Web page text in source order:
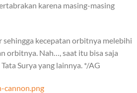
karena masing-masing
kecepatan orbitnya melebihi
orbitnya. Nah…, saat itu bisa saja
Surya yang lainnya. */AG
cannon.png